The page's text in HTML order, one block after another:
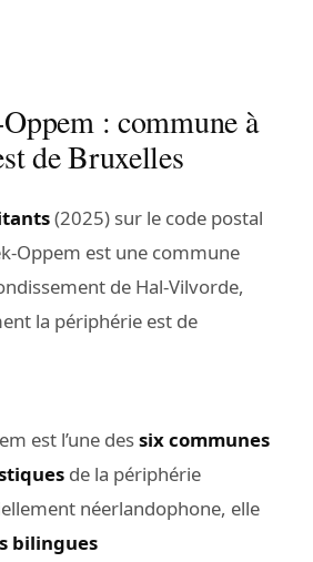
: commune à
de Bruxelles
(2025) sur le code postal
Oppem est une commune
de Hal-Vilvorde,
la périphérie est de
est l’une dessix communes
de la périphérie
néerlandophone, elle
bilingues